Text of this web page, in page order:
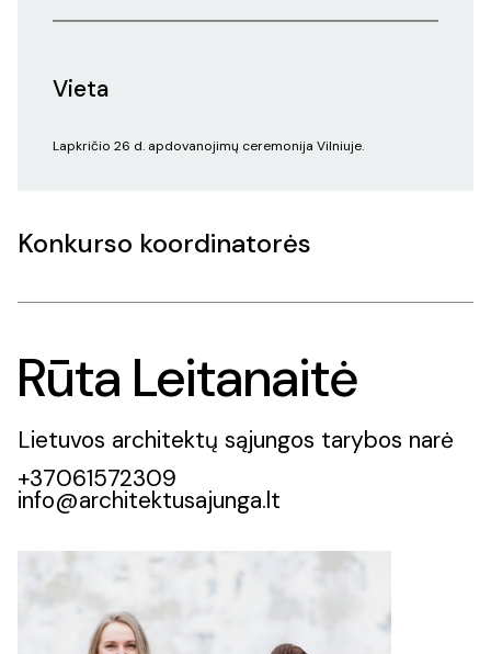
Vieta
Lapkričio 26 d. apdovanojimų ceremonija Vilniuje.
Konkurso koordinatorės
Rūta Leitanaitė
Lietuvos architektų sąjungos tarybos narė
+37061572309
info@architektusajunga.lt